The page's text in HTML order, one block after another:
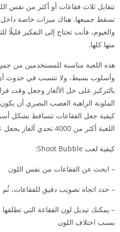
تتقابل ثلاث فقاعات أو أكثر من نفس
تسقط جميعها. هناك ميزات خاصة داخل
والغيوم، فأنت تحتاج إلى التفكير
منها كلها.
هذه اللعبة مناسبة للمستخدمين من
وأسلوب بسيط، ولا تتسبب في حدوث
بالتركيز على حل الألغاز وجعل وقت
الملونة الزاهية العصب البصري أن
كيفية جعل الفقاعات تتساقط بشكل
اللعبة أكثر من 4000 تحدي ألغاز يجعل عقلك أكثر نشاطًا.
كيفية لعب Shoot Bubble:
– ابحث عن الفقاعات من نفس اللون
– حدد اتجاه تصويب دقيق للفقاعات، ثُم
– يمكنك تبديل لون الفقاعة التي
بسبب اختلاف اللون